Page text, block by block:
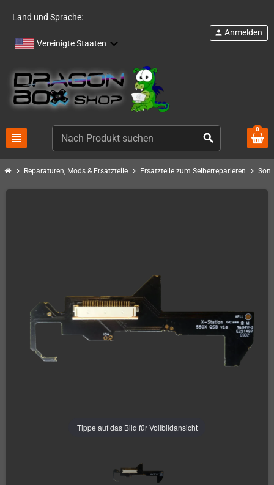
Land und Sprache:
Vereinigte Staaten
view_headline search
person Anmelden
0
chevron_right Reparaturen, Mods & Ersatzteile chevron_right Ersatzteile zum Selberreparieren chevron_right
Tippe auf das Bild für Vollbildansicht